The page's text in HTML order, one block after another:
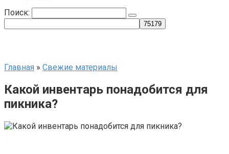
Поиск:
Главная » Свежие материалы
Какой инвентарь понадобится для
пикника?